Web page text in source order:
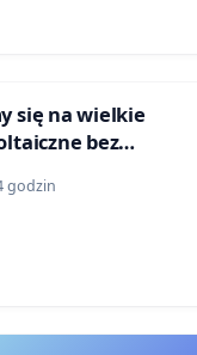
się na wielkie
bez
i akceptacji
godzin